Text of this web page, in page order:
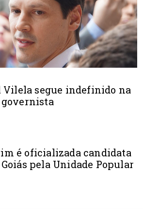
Vilela segue indefinido na
governista
é oficializada candidata
pela Unidade Popular